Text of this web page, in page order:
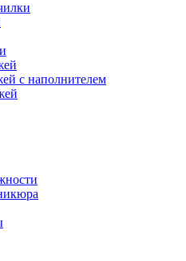
с наполнителем